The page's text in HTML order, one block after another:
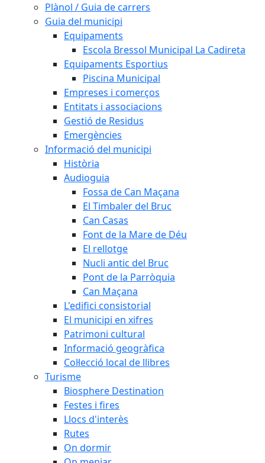
Plànol / Guia de carrers
Guia del municipi
Equipaments
Escola Bressol Municipal La Cadireta
Equipaments Esportius
Piscina Municipal
Empreses i comerços
Entitats i associacions
Gestió de Residus
Emergències
Informació del municipi
Història
Audioguia
Fossa de Can Maçana
El Timbaler del Bruc
Can Casas
Font de la Mare de Déu
El rellotge
Nucli antic del Bruc
Pont de la Parròquia
Can Maçana
L'edifici consistorial
El municipi en xifres
Patrimoni cultural
Informació geogràfica
Col·lecció local de llibres
Turisme
Biosphere Destination
Festes i fires
Llocs d'interès
Rutes
On dormir